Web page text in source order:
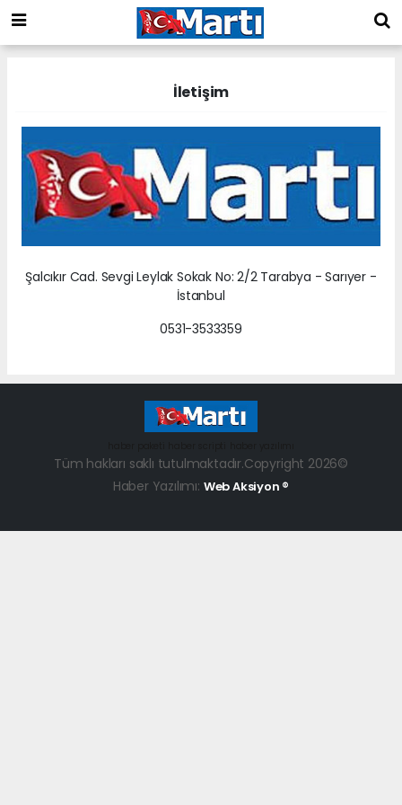
İletişim
Şalcıkır Cad. Sevgi Leylak Sokak No: 2/2 Tarabya - Sarıyer -
İstanbul
0531-3533359
Tüm hakları saklı tutulmaktadır.Copyright 2026©
Haber Yazılımı: Web Aksiyon ®